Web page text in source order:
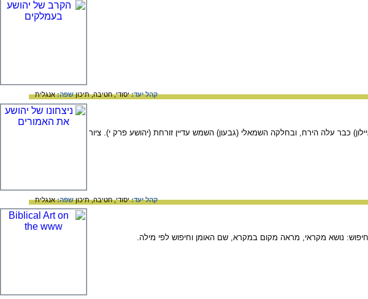
קהל יעד:יסודי,חטיבה,תיכוןשפה:אנגלית
כבר עלה הירח, ובחלקה השמאלי (גבעון) השמש עדיין זורחת (יהושע פרק י). ציור
קהל יעד:יסודי,חטיבה,תיכוןשפה:אנגלית
נושא מקראי, מראה מקום במקרא, שם האומן וחיפוש לפי מילה.